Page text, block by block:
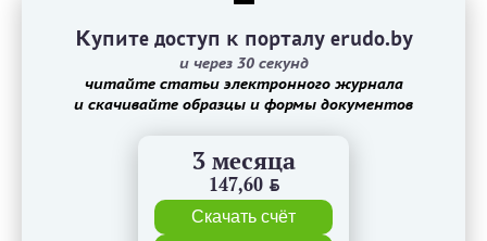
Купите доступ к порталу erudo.by
и через 30 секунд
читайте статьи электронного журнала
и скачивайте образцы и формы документов
3 месяца
147,60 BYN
Скачать счёт